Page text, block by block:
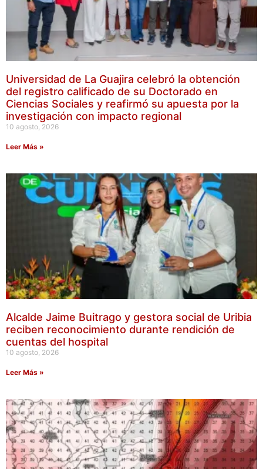
Universidad de La Guajira celebró la obtención
del registro calificado de su Doctorado en
Ciencias Sociales y reafirmó su apuesta por la
investigación con impacto regional
10 agosto, 2026
Leer Más »
Alcalde Jaime Buitrago y gestora social de Uribia
reciben reconocimiento durante rendición de
cuentas del hospital
10 agosto, 2026
Leer Más »